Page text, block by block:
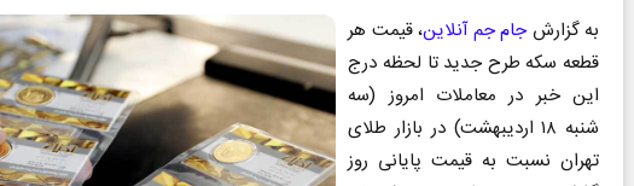
به گزارشجام جم آنلاین، قیمت هر
قطعه سکه طرح جدید تا لحظه درج
این خبر در معاملات امروز (سه
شنبه ۱۸ اردیبهشت) در بازار طلای
تهران نسبت به قیمت پایانی روز